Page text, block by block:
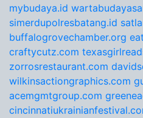
mybudaya.id
simerdupolresbatang.id
buffalogrovechamber.org
craftycutz.com
zorrosrestaurant.com
wilkinsactiongraphics.com
acemgmtgroup.com